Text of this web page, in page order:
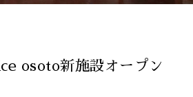
osoto新施設オープン